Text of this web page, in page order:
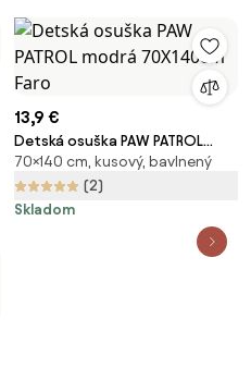
13,9 €
Detská osuška PAW PATROL
modrá 70X140cm Faro
70×140 cm, kusový, bavlnený
(2)
Skladom